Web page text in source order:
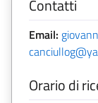
Contatti
Email:
Orario di